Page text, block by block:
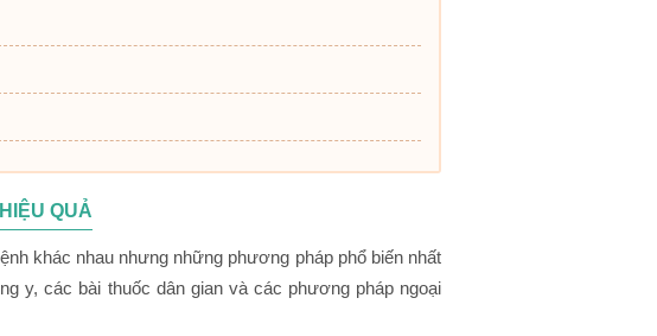
QUẢ
khác nhau nhưng những phương pháp phổ biến nhất
y, các bài thuốc dân gian và các phương pháp ngoại